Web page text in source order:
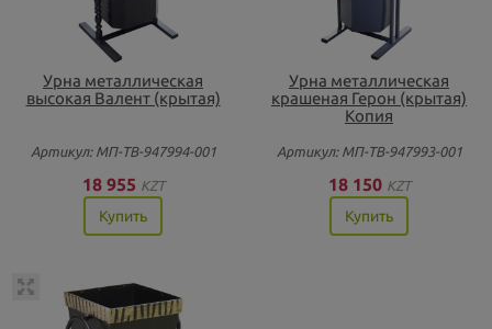
Урна металлическая
высокая Валент (крытая)
Артикул: МП-ТВ-947994-001
18 955 KZT
Купить
Урна металлическая
крашеная Герон (крытая)
Копия
Артикул: МП-ТВ-947993-001
18 150 KZT
Купить